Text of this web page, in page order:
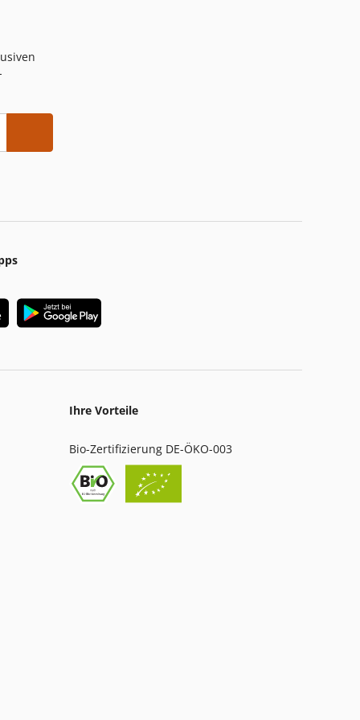
Ihre Vorteile
Bio-Zertifizierung DE-ÖKO-003